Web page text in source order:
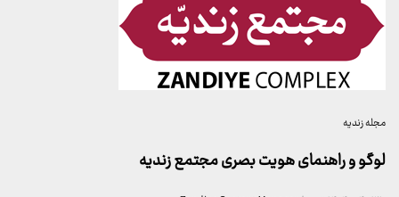
مجله زندیه
لوگو و راهنمای هویت بصری مجتمع زندیه